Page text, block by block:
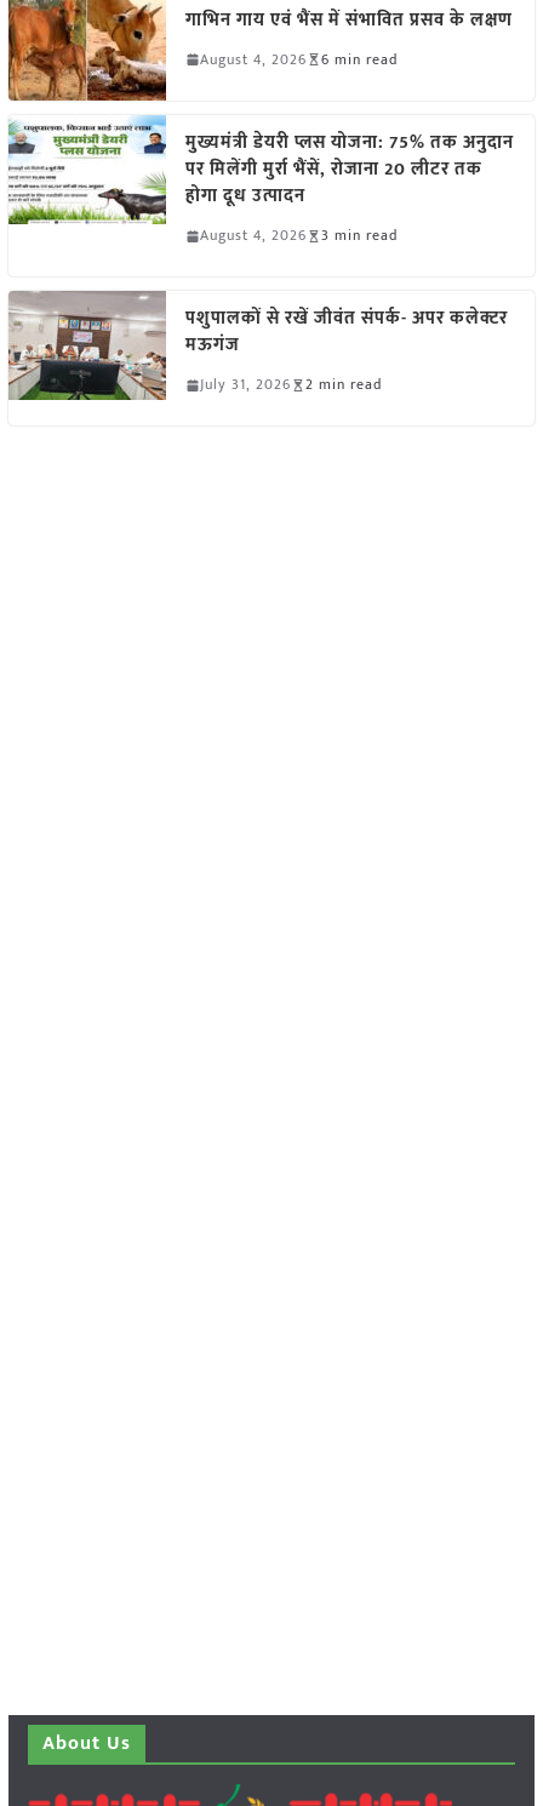
गाभिन गाय एवं भैंस में संभावित प्रसव के लक्षण
August 4, 2026 6 min read
मुख्यमंत्री डेयरी प्लस योजना: 75% तक अनुदान
पर मिलेंगी मुर्रा भैंसें, रोजाना 20 लीटर तक
होगा दूध उत्पादन
August 4, 2026 3 min read
पशुपालकों से रखें जीवंत संपर्क- अपर कलेक्टर
मऊगंज
July 31, 2026 2 min read
About Us